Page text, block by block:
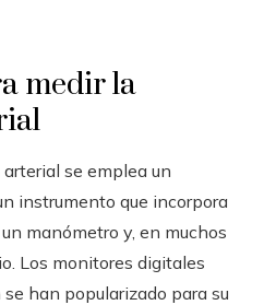
medir la
se emplea un
instrumento que incorpora
manómetro y, en muchos
Los monitores digitales
han popularizado para su